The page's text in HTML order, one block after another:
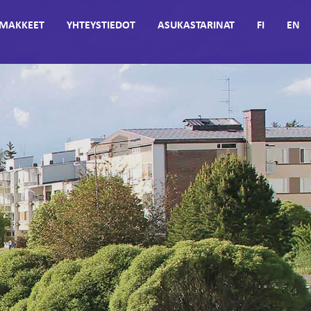
YHTEYSTIEDOT ASUKASTARINAT FI EN